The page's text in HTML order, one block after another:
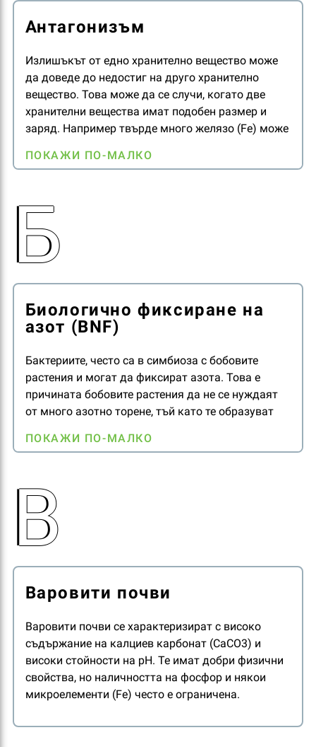
Антагонизъм
Излишъкът от едно хранително вещество може
да доведе до недостиг на друго хранително
вещество. Това може да се случи, когато две
хранителни вещества имат подобен размер и
заряд. Например твърде много желязо (Fe) може
Магнезият (Mg) може да ограничи абсорбцията
ПОКАЖИ ПО-МАЛКО
Б
Биологично фиксиране на
азот (BNF)
Бактериите, често са в симбиоза с бобовите
растения и могат да фиксират азота. Това е
причината бобовите растения да не се нуждаят
от много азотно торене, тъй като те образуват
бактерии под формата на грудки.
ПОКАЖИ ПО-МАЛКО
В
Варовити почви
Варовити почви се характеризират с високо
съдържание на калциев карбонат (CaCO3) и
високи стойности на pH. Те имат добри физични
свойства, но наличността на фосфор и някои
микроелементи (Fe) често е ограничена.